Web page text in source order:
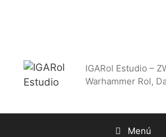
IGARol Estudio –
Warhammer Rol,
Menú